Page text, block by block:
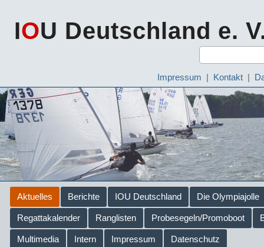
IOU Deutschland e.
Impressum | Kontakt |
Aktuelles Berichte IOU Deutschland Die Olympiajolle
Regattakalender Ranglisten Probesegeln/Promoboot
Multimedia Intern Impressum Datenschutz